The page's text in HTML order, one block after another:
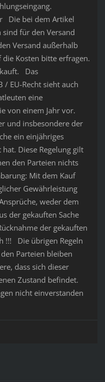
Die bei dem Artikel
sind für den Versand
Versand außerhalb
Kosten bitte erfragen.
Das
/ EU-Recht sieht auch
eine
von einem Jahr vor.
und insbesondere der
ein einjähriges
Diese Regelung gilt
den Parteien nichts
Mit dem Kauf
Gewährleistung
weder dem
der gekauften Sache
der gekauften
!!! Die übrigen Regeln
Parteien bleiben
dass sich dieser
Zustand befindet.
nicht einverstanden